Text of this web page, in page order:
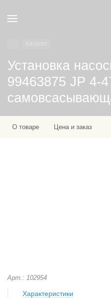
Установка
99463875 JP 4-
О товаре Цена и заказ
Арт.: 102954
Характеристики